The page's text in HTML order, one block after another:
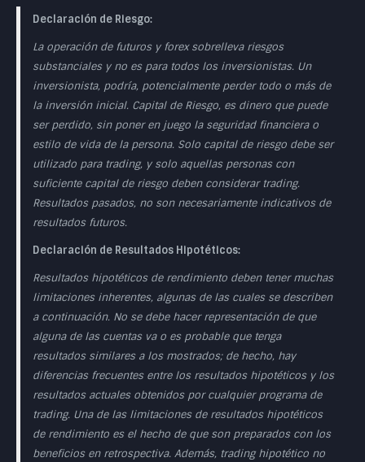
Declaración de Riesgo:
La operación de futuros y forex sobrelleva riesgos
substanciales y no es para todos los inversionistas. Un
inversionista, podría, potencialmente perder todo o más de
la inversión inicial. Capital de Riesgo, es dinero que puede
ser perdido, sin poner en juego la seguridad financiera o
estilo de vida de la persona. Solo capital de riesgo debe ser
utilizado para trading, y solo aquellas personas con
suficiente capital de riesgo deben considerar trading.
Resultados pasados, no son necesariamente indicativos de
resultados futuros.
Declaración de Resultados Hipotéticos:
Resultados hipotéticos de rendimiento deben tener muchas
limitaciones inherentes, algunas de las cuales se describen
a continuación. No se debe hacer representación de que
alguna de las cuentas va o es probable que tenga
resultados similares a los mostrados; de hecho, hay
diferencias frecuentes entre los resultados hipotéticos y los
resultados actuales obtenidos por cualquier programa de
trading. Una de las limitaciones de resultados hipotéticos
de rendimiento es el hecho de que son preparados con los
beneficios en retrospectiva. Además, trading hipotético no